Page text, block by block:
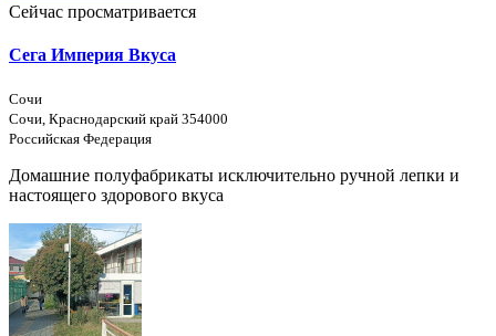
Сейчас просматривается
Сега Империя Вкуса
Сочи
Сочи, Краснодарский край 354000
Российская Федерация
Домашние полуфабрикаты исключительно ручной лепки и
настоящего здорового вкуса